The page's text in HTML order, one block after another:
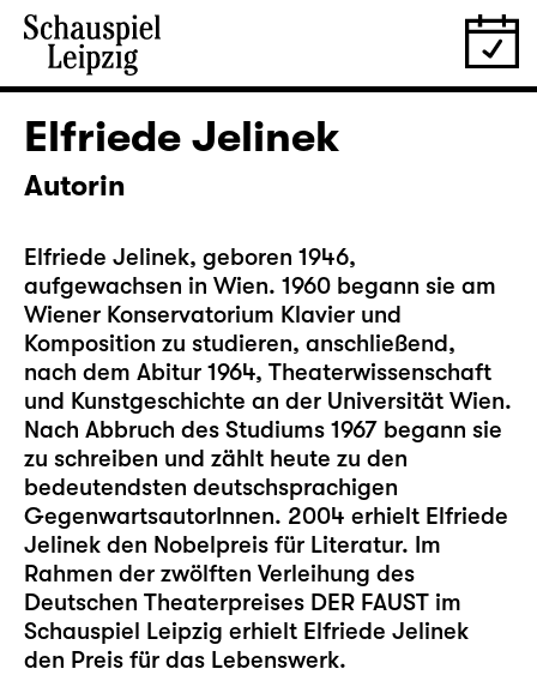
Elfriede Jelinek
Autorin
Elfriede Jelinek, geboren 1946,
aufgewachsen in Wien. 1960 begann sie am
Wiener Konservatorium Klavier und
Komposition zu studieren, anschließend,
nach dem Abitur 1964, Theaterwissenschaft
und Kunstgeschichte an der Universität Wien.
Nach Abbruch des Studiums 1967 begann sie
zu schreiben und zählt heute zu den
bedeutendsten deutschsprachigen
GegenwartsautorInnen. 2004 erhielt Elfriede
Jelinek den Nobelpreis für Literatur. Im
Rahmen der zwölften Verleihung des
Deutschen Theaterpreises DER FAUST im
Schauspiel Leipzig erhielt Elfriede Jelinek
den Preis für das Lebenswerk.